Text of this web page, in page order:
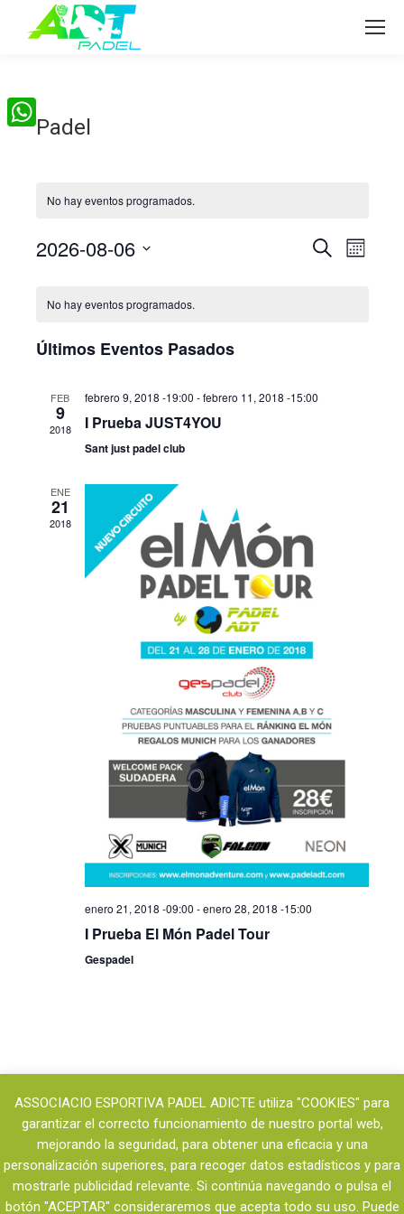
Padel
No hay eventos programados.
vistas
Buscar
Mes
2026-08-06
fecha.
Calendario
de
No hay eventos programados.
Últimos Eventos Pasados
FEB
9
2018
febrero 9, 2018 -19:00 -febrero 11, 2018 -15:00
I Prueba JUST4YOU
Sant just padel club
ENE
21
2018
enero 21, 2018 -09:00 -enero 28, 2018 -15:00
I Prueba El Món Padel Tour
Gespadel
ASSOCIACIO ESPORTIVA PADEL ADICTE utiliza "COOKIES" para
garantizar el correcto funcionamiento de nuestro portal web,
mejorando la seguridad, para obtener una eficacia y una
personalización superiores, para recoger datos estadísticos y para
mostrarle publicidad relevante. Si continúa navegando o pulsa el
botón "ACEPTAR" consideraremos que acepta todo su uso. Puede